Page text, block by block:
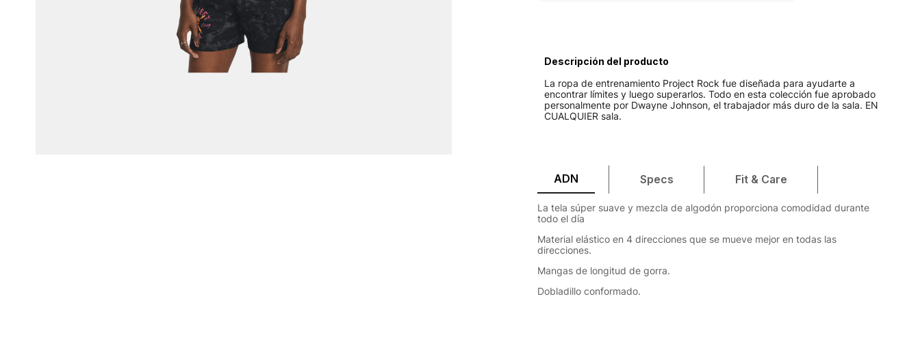
Descripción del producto
La ropa de entrenamiento Project Rock fue diseñada para ayudarte a
encontrar límites y luego superarlos. Todo en esta colección fue aprobado
personalmente por Dwayne Johnson, el trabajador más duro de la sala. EN
CUALQUIER sala.
ADN Specs Fit & Care
La tela súper suave y mezcla de algodón proporciona comodidad durante
todo el día
Material elástico en 4 direcciones que se mueve mejor en todas las
direcciones.
Mangas de longitud de gorra.
Dobladillo conformado.